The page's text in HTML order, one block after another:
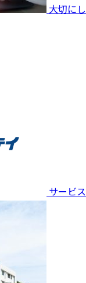
大切にし
サービス